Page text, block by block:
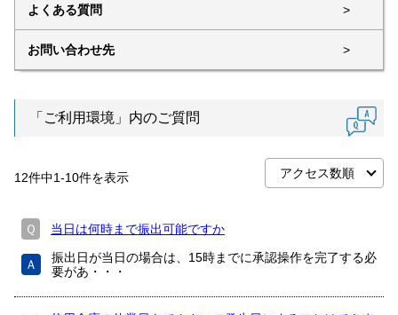
よくある質問 >
お問い合わせ先 >
「ご利用環境」内のご質問
12件中1-10件を表示
Ｑ 当日は何時まで振出可能ですか
Ａ
振出日が当日の場合は、15時までに承認操作を完了する必
要があ・・・